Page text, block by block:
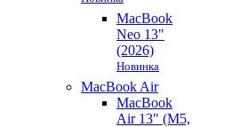
MacBook
Neo 13"
(2026)
Новинка
MacBook Air
MacBook
Air 13" (M5,